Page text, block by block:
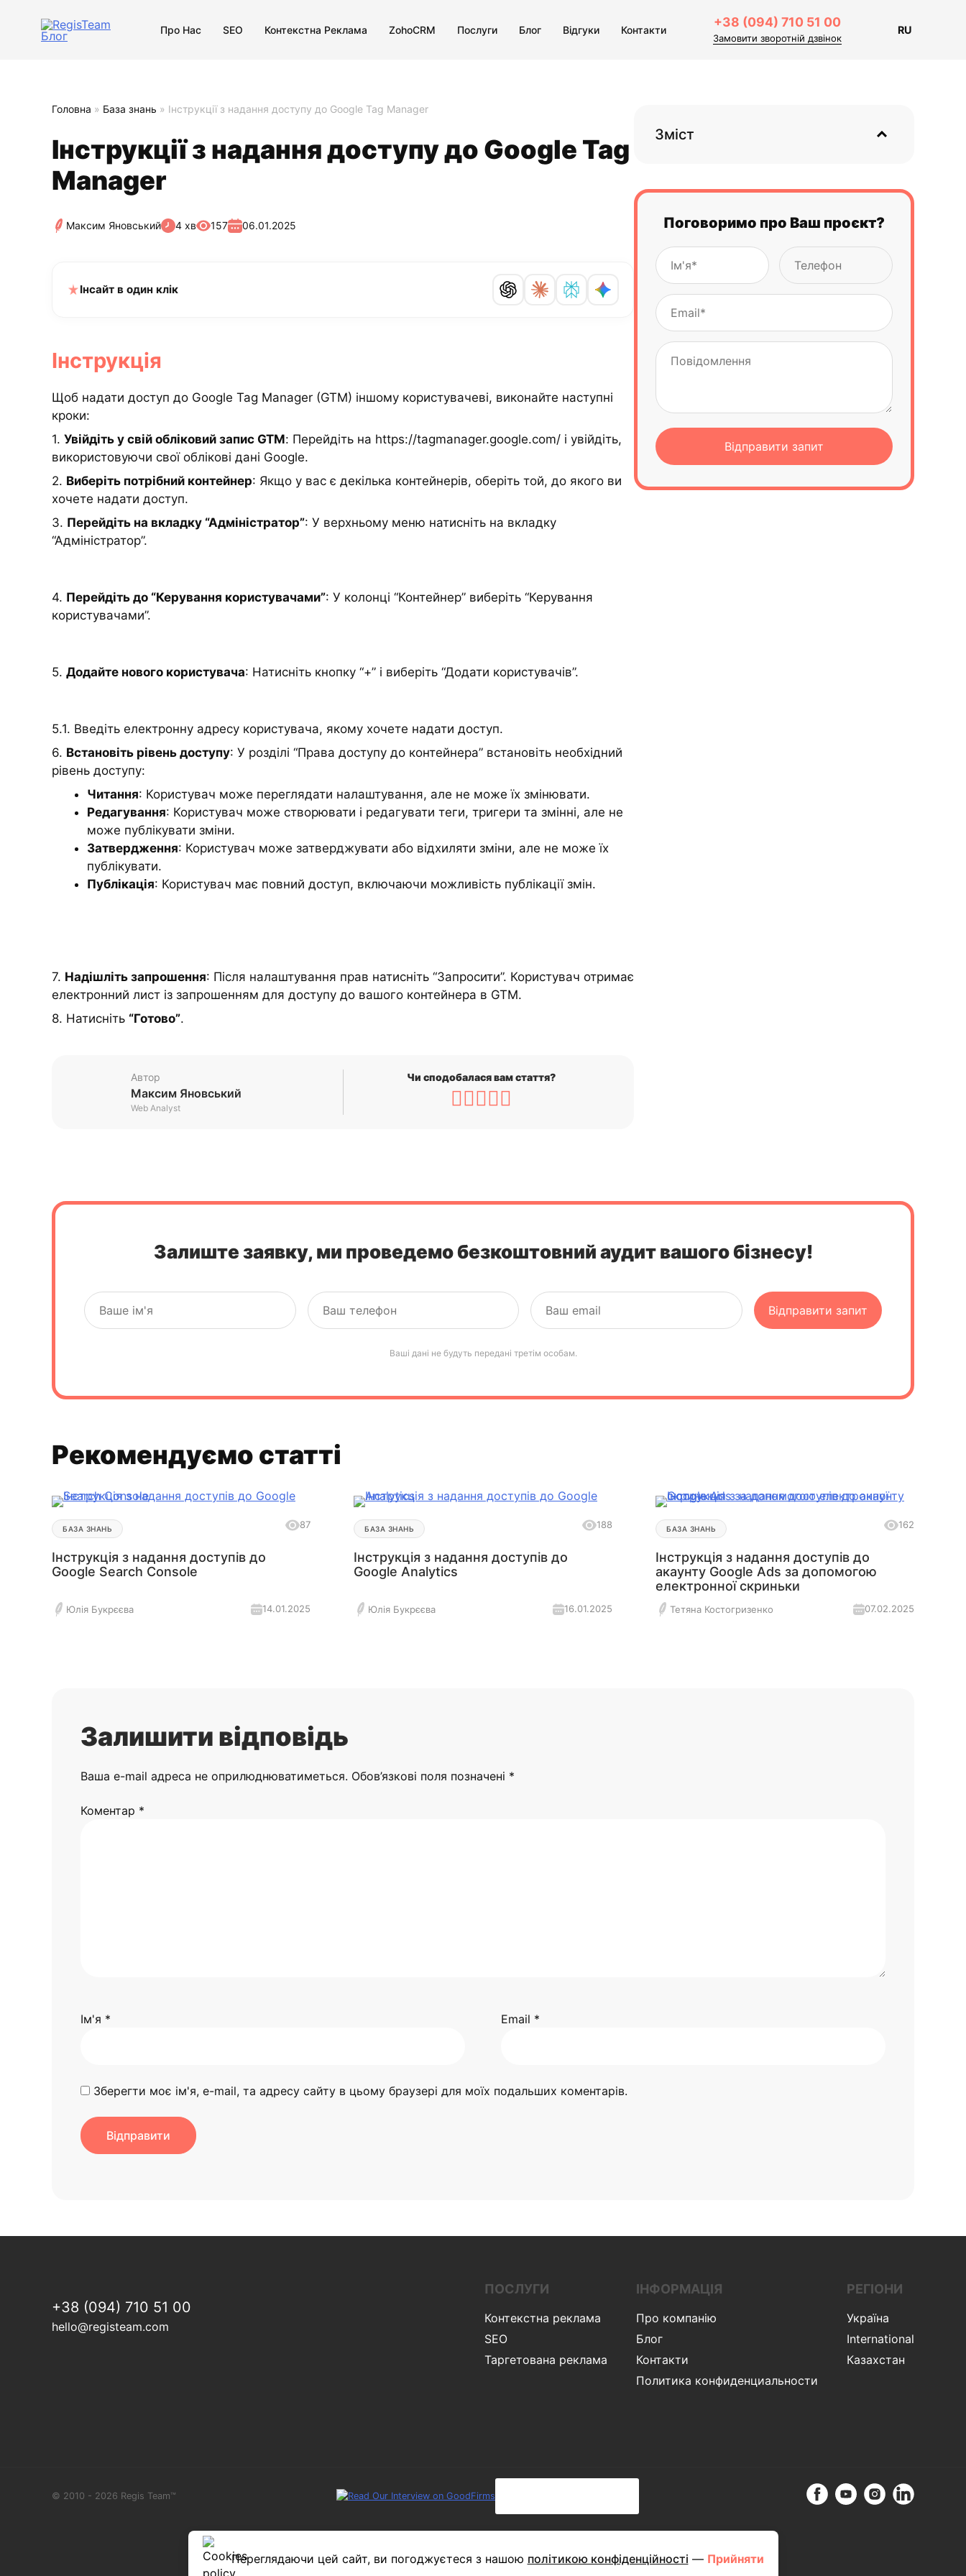
Про Нас SEO Контекстна Реклама ZohoCRM Послуги Блог Відгуки Контакти
+38 (094) 710 51 00
Замовити зворотній дзвінок
RU
Головна » База знань » Інструкції з надання доступу до Google Tag Manager
Інструкції з надання доступу до Google Tag
Manager
Максим Яновський 4 хв 157 06.01.2025
Інсайт в один клік
Інструкція
Щоб надати доступ до Google Tag Manager (GTM) іншому користувачеві, виконайте наступні
кроки:
1. Увійдіть у свій обліковий запис GTM: Перейдіть на https://tagmanager.google.com/ і увійдіть,
використовуючи свої облікові дані Google.
2. Виберіть потрібний контейнер: Якщо у вас є декілька контейнерів, оберіть той, до якого ви
хочете надати доступ.
3. Перейдіть на вкладку “Адміністратор”: У верхньому меню натисніть на вкладку
“Адміністратор”.
4. Перейдіть до “Керування користувачами”: У колонці “Контейнер” виберіть “Керування
користувачами”.
5. Додайте нового користувача: Натисніть кнопку “+” і виберіть “Додати користувачів”.
5.1. Введіть електронну адресу користувача, якому хочете надати доступ.
6. Встановіть рівень доступу: У розділі “Права доступу до контейнера” встановіть необхідний
рівень доступу:
Читання: Користувач може переглядати налаштування, але не може їх змінювати.
Редагування: Користувач може створювати і редагувати теги, тригери та змінні, але не
може публікувати зміни.
Затвердження: Користувач може затверджувати або відхиляти зміни, але не може їх
публікувати.
Публікація: Користувач має повний доступ, включаючи можливість публікації змін.
7. Надішліть запрошення: Після налаштування прав натисніть “Запросити”. Користувач отримає
електронний лист із запрошенням для доступу до вашого контейнера в GTM.
8. Натисніть “Готово”.
Автор
Максим Яновський
Web Analyst
Чи сподобалася вам стаття?
Зміст
Поговоримо про Ваш проєкт?
Залиште заявку, ми проведемо безкоштовний аудит вашого бізнесу!
Ваші дані не будуть передані третім особам.
Рекомендуємо статті
БАЗА ЗНАНЬ 87
Інструкція з надання доступів до
Google Search Console
Юлія Букрєєва 14.01.2025
БАЗА ЗНАНЬ 188
Інструкція з надання доступів до
Google Analytics
Юлія Букрєєва 16.01.2025
БАЗА ЗНАНЬ 162
Інструкція з надання доступів до
акаунту Google Ads за допомогою
електронної скриньки
Тетяна Костогризенко 07.02.2025
Залишити відповідь
Ваша e-mail адреса не оприлюднюватиметься. Обов’язкові поля позначені *
Коментар *
Ім'я * Email *
Зберегти моє ім'я, e-mail, та адресу сайту в цьому браузері для моїх подальших коментарів.
+38 (094) 710 51 00
hello@registeam.com
ПОСЛУГИ
Контекстна реклама
SEO
Таргетована реклама
ІНФОРМАЦІЯ
Про компанію
Блог
Контакти
Политика конфиденциальности
РЕГІОНИ
Україна
International
Казахстан
© 2010 - 2026 Regis Team™
Переглядаючи цей сайт, ви погоджуєтеся з нашою політикою конфіденційності — Прийняти